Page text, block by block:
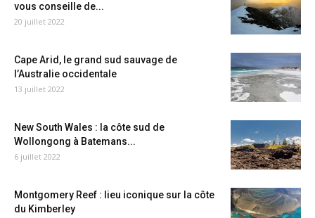
vous conseille de...
20 juillet 2022
Cape Arid, le grand sud sauvage de
l’Australie occidentale
13 juillet 2022
New South Wales : la côte sud de
Wollongong à Batemans...
6 juillet 2022
Montgomery Reef : lieu iconique sur la côte
du Kimberley